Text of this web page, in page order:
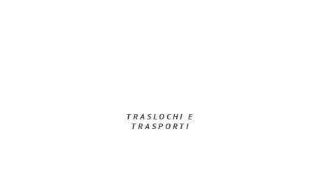
TRASLOCHI E
TRASPORTI​